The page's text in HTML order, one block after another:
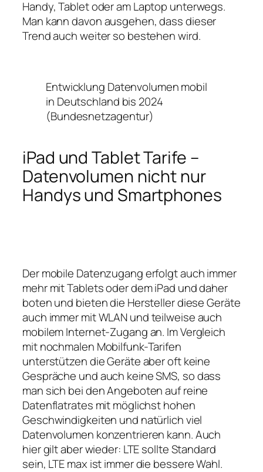
Handy, Tablet oder am Laptop unterwegs.
Man kann davon ausgehen, dass dieser
Trend auch weiter so bestehen wird.
Entwicklung Datenvolumen mobil
in Deutschland bis 2024
(Bundesnetzagentur)
iPad und Tablet Tarife –
Datenvolumen nicht nur
Handys und Smartphones
Der mobile Datenzugang erfolgt auch immer
mehr mit Tablets oder dem iPad und daher
boten und bieten die Hersteller diese Geräte
auch immer mit WLAN und teilweise auch
mobilem Internet-Zugang an. Im Vergleich
mit nochmalen Mobilfunk-Tarifen
unterstützen die Geräte aber oft keine
Gespräche und auch keine SMS, so dass
man sich bei den Angeboten auf reine
Datenflatrates mit möglichst hohen
Geschwindigkeiten und natürlich viel
Datenvolumen konzentrieren kann. Auch
hier gilt aber wieder: LTE sollte Standard
sein, LTE max ist immer die bessere Wahl.